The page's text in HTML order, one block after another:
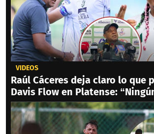
VIDEOS
Raúl Cáceres deja claro lo que
Davis Flow en Platense: